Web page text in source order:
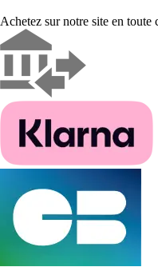
Achetez sur notre site en toute